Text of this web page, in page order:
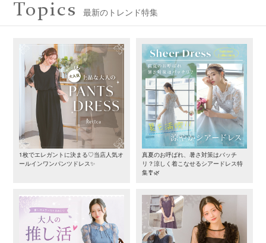
Topics 最新のトレンド特集
1枚でエレガントに決まる♡当店人気オ
ールインワンパンツドレス✨
真夏のお呼ばれ、暑さ対策はバッチ
リ？涼しく着こなせるシアードレス特
集🎐🌿